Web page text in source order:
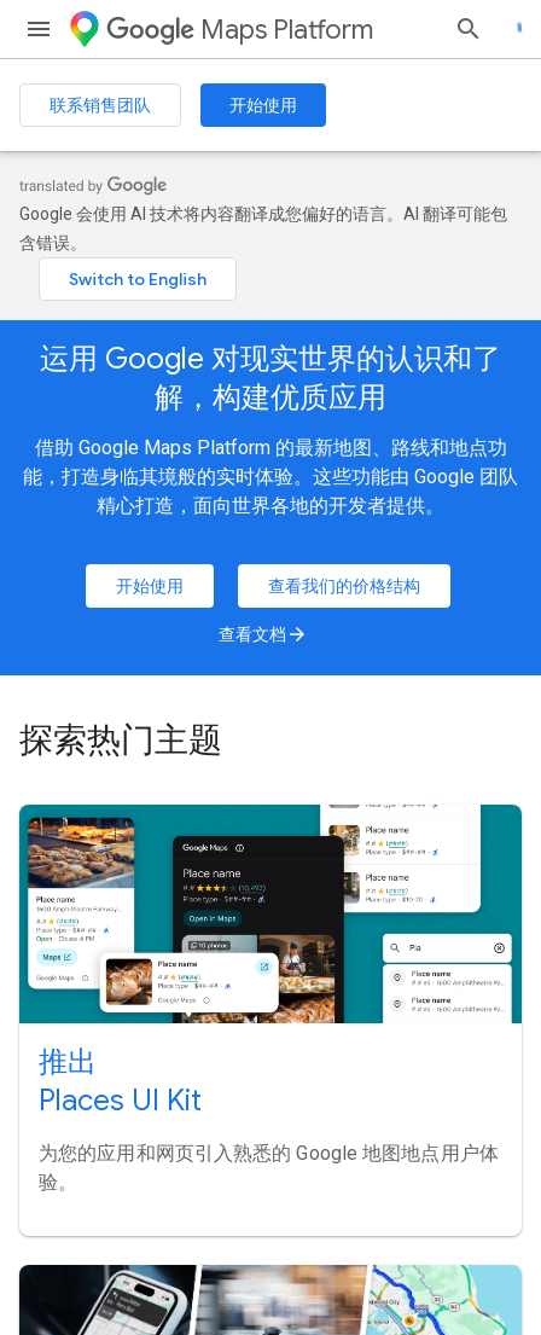
Maps Platform
联系销售团队 开始使用
Google 会使用 AI 技术将内容翻译成您偏好的语言。AI 翻译可能包
含错误。
运用 Google 对现实世界的认识和了
解，构建优质应用
借助 Google Maps Platform 的最新地图、路线和地点功
能，打造身临其境般的实时体验。这些功能由 Google 团队
精心打造，面向世界各地的开发者提供。
开始使用 查看我们的价格结构
查看文档 arrow_forward
探索热门主题
推出
Places UI Kit
为您的应用和网页引入熟悉的 Google 地图地点用户体
验。